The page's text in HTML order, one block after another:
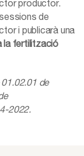
productor.
de
i publicarà una
la fertilització
de
2022.